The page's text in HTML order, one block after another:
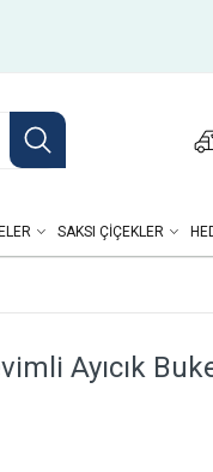
SAKSI ÇIÇEKLER
Ayıcık